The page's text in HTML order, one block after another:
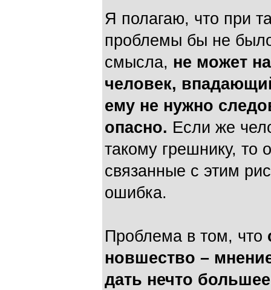
Я полагаю, что при
проблемы бы не
смысла, не может
человек,
ему не нужно
опасно. Если же
такому грешнику, то
связанные с этим
ошибка.
Проблема в том, что
новшество –
дать нечто